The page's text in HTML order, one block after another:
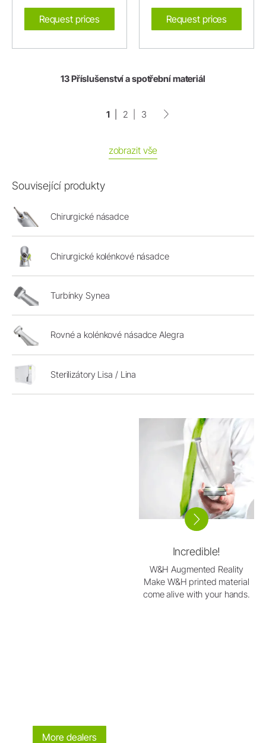
Request prices Request prices
13 Příslušenství a spotřební materiál
1 2 3
zobrazit vše
Související produkty
Chirurgické násadce
Chirurgické kolénkové násadce
Turbínky Synea
Rovné a kolénkové násadce Alegra
Sterilizátory Lisa / Lina
Incredible!
W&H Augmented Reality
Make W&H printed material
come alive with your hands.
More dealers